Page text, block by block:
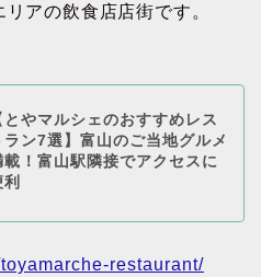
アの飲食店店街です。
とやマルシェのおすすめレス
ラン7選】富山のご当地グルメ
載！富山駅隣接でアクセスに
restaurant/